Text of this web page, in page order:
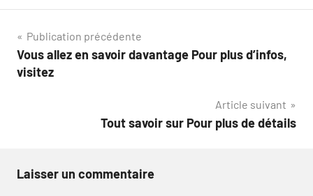
Navigation
de
Publication précédente
Vous allez en savoir davantage Pour plus d’infos,
visitez
Article suivant
Tout savoir sur Pour plus de détails
Laisser un commentaire